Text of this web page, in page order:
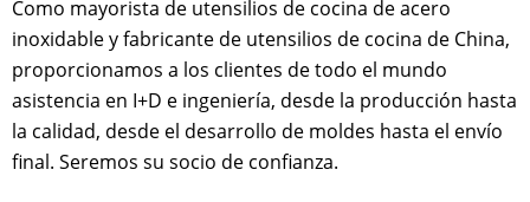
Como mayorista de utensilios de cocina de acero
inoxidable y fabricante de utensilios de cocina de China,
proporcionamos a los clientes de todo el mundo
asistencia en I+D e ingeniería, desde la producción hasta
la calidad, desde el desarrollo de moldes hasta el envío
final. Seremos su socio de confianza.